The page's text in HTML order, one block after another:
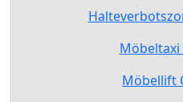
Möbeltaxi
Möbellift